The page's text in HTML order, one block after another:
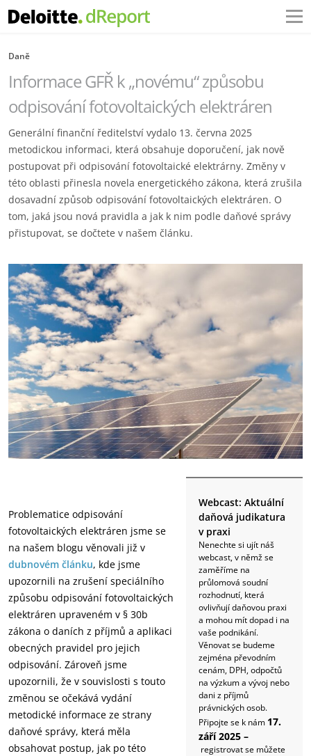
Daně
Informace GFŘ k „novému“ způsobu
odpisování fotovoltaických elektráren
Generální finanční ředitelství vydalo 13. června 2025
metodickou informaci, která obsahuje ‎doporučení, jak nově
postupovat při odpisování fotovoltaické elektrárny. Změny v
této oblasti ‎přinesla novela energetického zákona, která zrušila
dosavadní způsob odpisování ‎fotovoltaických elektráren. O
tom, jaká jsou nová pravidla a jak k nim podle daňové správy
‎přistupovat, se dočtete v našem článku.
Webcast: Aktuální
daňová judikatura
v praxi
Nenechte si ujít náš
webcast, v němž se
zaměříme na
průlomová soudní
rozhodnutí, která
ovlivňují daňovou praxi
a mohou mít dopad i na
vaše podnikání.
Věnovat se budeme
zejména převodním
cenám, DPH, odpočtů
na výzkum a vývoj nebo
dani z příjmů
právnických osob.
Připojte se k nám 17.
září 2025 –
registrovat se můžete
Problematice odpisování
fotovoltaických elektráren jsme se
na našem blogu věnovali již ‎v
dubnovém článku, kde jsme
upozornili na zrušení speciálního
způsobu odpisování ‎fotovoltaických
elektráren upraveném v § 30b
zákona o daních z příjmů a aplikaci
obecných ‎pravidel pro jejich
odpisování. Zároveň jsme
upozornili, že v souvislosti s touto
změnou se ‎očekává vydání
metodické informace ze strany
daňové správy, která měla
obsahovat postup, ‎jak po této